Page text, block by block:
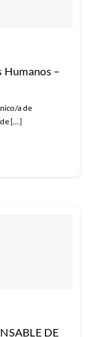
Humanos –
a de
[…]
DE